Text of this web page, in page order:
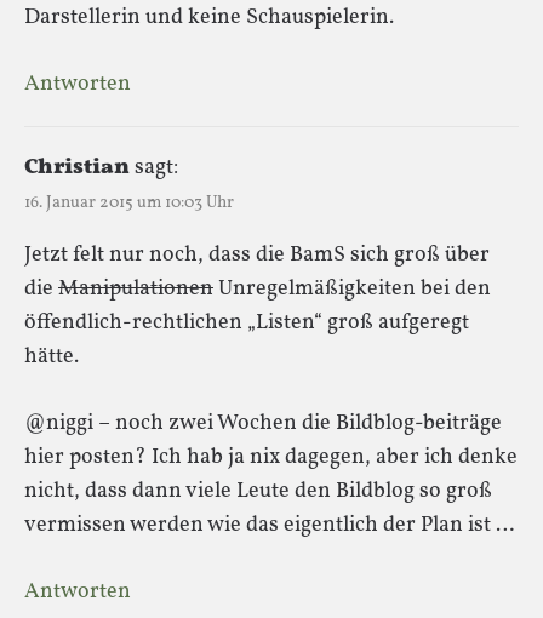
Darstellerin und keine Schauspielerin.
Antworten
Christiansagt:
16. Januar 2015 um 10:03 Uhr
Jetzt felt nur noch, dass die BamS sich groß über
die ManipulationenUnregelmäßigkeiten bei den
öffendlich-rechtlichen „Listen“ groß aufgeregt
hätte.
@niggi – noch zwei Wochen die Bildblog-beiträge
hier posten? Ich hab ja nix dagegen, aber ich denke
nicht, dass dann viele Leute den Bildblog so groß
vermissen werden wie das eigentlich der Plan ist …
Antworten